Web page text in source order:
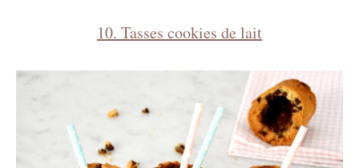
10. Tasses cookies de lait